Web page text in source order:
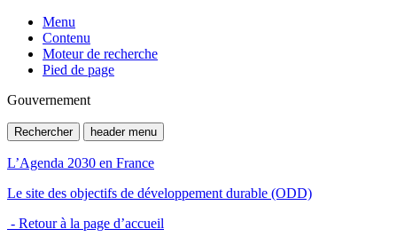
Menu
Contenu
Moteur de recherche
Pied de page
Gouvernement
Rechercher header menu
L’Agenda 2030 en France
Le site des objectifs de développement durable (ODD)
- Retour à la page d’accueil